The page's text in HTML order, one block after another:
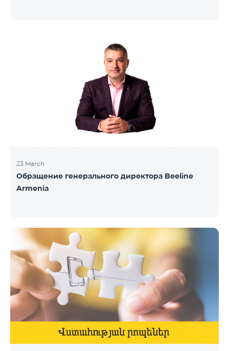
23 March
Обращение генерального директора Beeline
Armenia